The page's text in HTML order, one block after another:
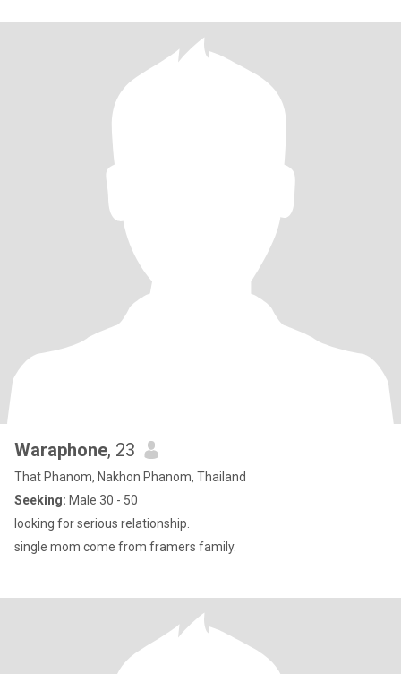
Waraphone, 23
That Phanom, Nakhon Phanom, Thailand
Seeking: Male 30 - 50
looking for serious relationship.
single mom come from framers family.